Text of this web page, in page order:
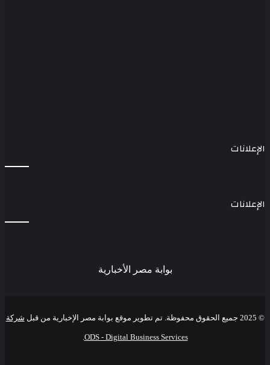
الإعلانات
الإعلانات
بوابة مصر الأخبارية
© 2025 جميع الحقوق محفوظة. تم تطوير موقع بوابة مصر الإخبارية من قبل شركة
ODS - Digital Business Services